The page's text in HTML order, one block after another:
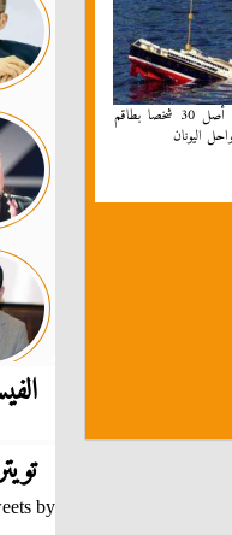
عاجل.. إنقاذ 16 من أصل 30 شخصا بطاقم
اليونان
by